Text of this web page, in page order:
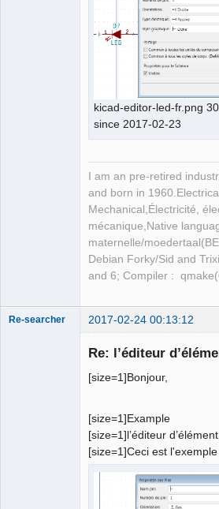
kicad-editor-led-fr.png
since 2017-02-23
I am an pre-retired
and born in
Mechanical,Électricité,
mécanique,Native
maternelle/
Debian Forky/Sid and
and 6; Compiler :
Re-searcher 2017-02-24 00:13:12
Re: l’éditeur
[size=1]Bonjour,
[size=1]Example
[size=1]l’éditeur
[size=1]Ceci est